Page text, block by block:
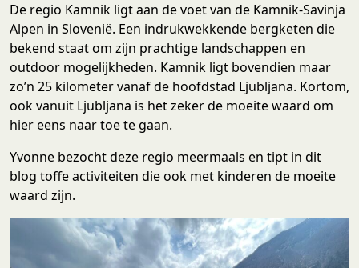
De regio Kamnik ligt aan de voet van de Kamnik-Savinja
Alpen in Slovenië. Een indrukwekkende bergketen die
bekend staat om zijn prachtige landschappen en
outdoor mogelijkheden. Kamnik ligt bovendien maar
zo’n 25 kilometer vanaf de hoofdstad Ljubljana. Kortom,
ook vanuit Ljubljana is het zeker de moeite waard om
hier eens naar toe te gaan.
Yvonne bezocht deze regio meermaals en tipt in dit
blog toffe activiteiten die ook met kinderen de moeite
waard zijn.